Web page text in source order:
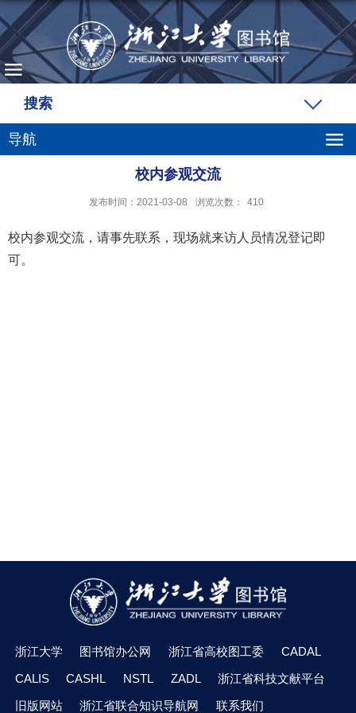
搜索
导航
校内参观交流
发布时间：2021-03-08 浏览次数： 410
校内参观交流，请事先联系，现场就来访人员情况登记即
可。
浙江大学 图书馆办公网 浙江省高校图工委
CADAL
CALIS
CASHL NSTL ZADL
浙江省科技文献平台
旧版网站
浙江省联合知识导航网 联系我们